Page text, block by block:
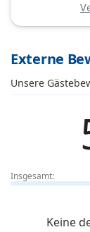
Externe
Unsere
Insgesamt:
Keine